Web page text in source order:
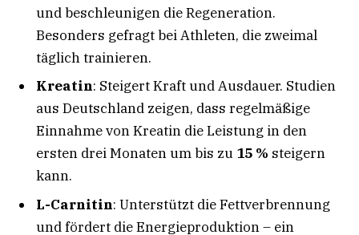
und beschleunigen die Regeneration.
Besonders gefragt bei Athleten, die zweimal
täglich trainieren.
Kreatin: Steigert Kraft und Ausdauer. Studien
aus Deutschland zeigen, dass regelmäßige
Einnahme von Kreatin die Leistung in den
ersten drei Monaten um bis zu 15 % steigern
kann.
L-Carnitin: Unterstützt die Fettverbrennung
und fördert die Energieproduktion – ein